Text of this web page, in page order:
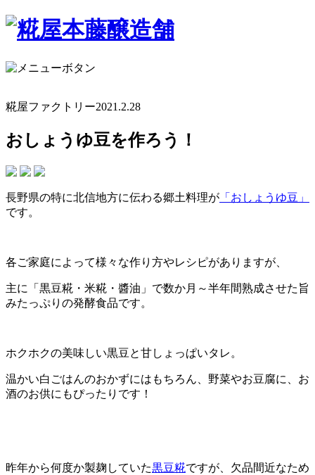
糀屋ファクトリー2021.2.28
おしょうゆ豆を作ろう！
長野県の特に北信地方に伝わる郷土料理が 「おしょうゆ豆」
です。
各ご家庭によって様々な作り方やレシピがありますが、
主に「黒豆糀・米糀・醬油」で数か月～半年間熟成させた旨
みたっぷりの発酵食品です。
ホクホクの美味しい黒豆と甘しょっぱいタレ。
温かい白ごはんのおかずにはもちろん、野菜やお豆腐に、お
酒のお供にもぴったりです！
昨年から何度か製麹していた黒豆糀ですが、欠品間近なため